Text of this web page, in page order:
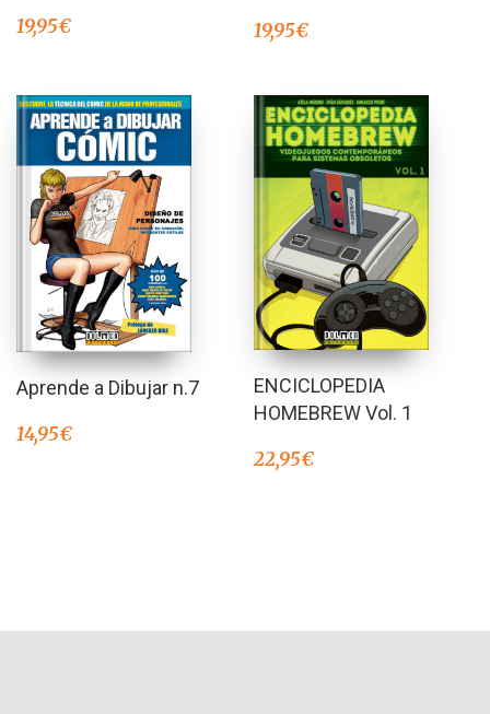
19,95€ 19,95€
Aprende a Dibujar n.7
14,95€
ENCICLOPEDIA
HOMEBREW Vol. 1
22,95€